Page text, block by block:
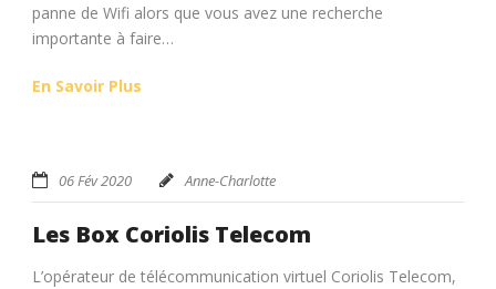
panne de Wifi alors que vous avez une recherche
importante à faire…
En Savoir Plus
06 Fév 2020 Anne-Charlotte
Les Box Coriolis Telecom
L’opérateur de télécommunication virtuel Coriolis Telecom,